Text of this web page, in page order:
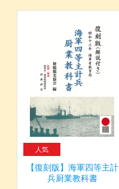
【復刻版】海軍四等主計
兵厨業教科書